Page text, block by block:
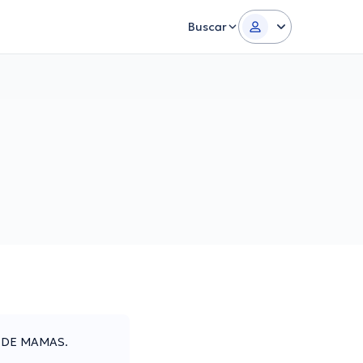
Buscar
MAMAS.